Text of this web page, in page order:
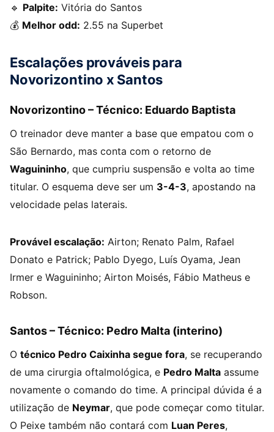
🔹 Palpite: Vitória do Santos
💰 Melhor odd: 2.55 na Superbet
Escalações prováveis para
Novorizontino x Santos
Novorizontino – Técnico: Eduardo Baptista
O treinador deve manter a base que empatou com o
São Bernardo, mas conta com o retorno de
Waguininho, que cumpriu suspensão e volta ao time
titular. O esquema deve ser um 3-4-3, apostando na
velocidade pelas laterais.
Provável escalação: Airton; Renato Palm, Rafael
Donato e Patrick; Pablo Dyego, Luís Oyama, Jean
Irmer e Waguininho; Airton Moisés, Fábio Matheus e
Robson.
Santos – Técnico: Pedro Malta (interino)
O técnico Pedro Caixinha segue fora, se recuperando
de uma cirurgia oftalmológica, e Pedro Malta assume
novamente o comando do time. A principal dúvida é a
utilização de Neymar, que pode começar como titular.
O Peixe também não contará com Luan Peres,